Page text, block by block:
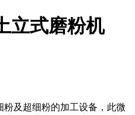
立式磨粉机
粉及超细粉的加工设备，此微